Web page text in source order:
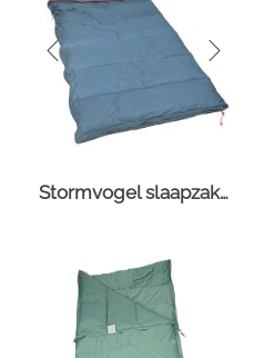
Stormvogel slaapzak blue lake